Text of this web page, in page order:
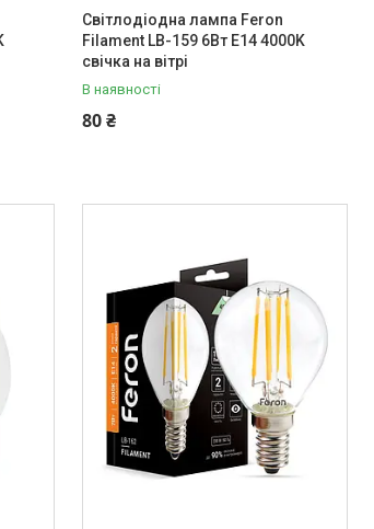
Світлодіодна лампа Feron
Filament LB-159 6Вт E14 4000K
свічка на вітрі
В наявності
80 ₴